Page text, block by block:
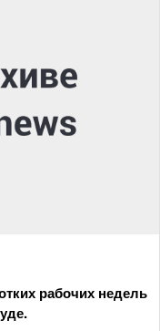
рабочих недель